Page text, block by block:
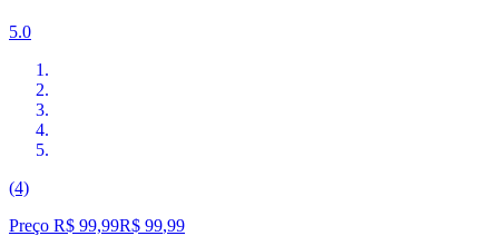
5.0
(4)
Preço R$ 99,99R$ 99,99